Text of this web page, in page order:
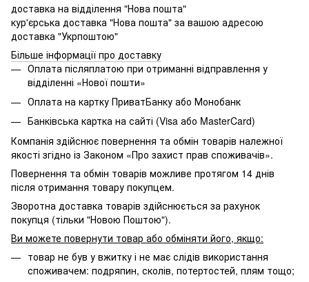
доставка на відділення "Нова пошта"
кур'єрська доставка "Нова пошта" за вашою адресою
доставка "Укрпоштою"
Більше інформації про доставку
Оплата післяплатою при отриманні відправлення у
відділенні «Нової пошти»
Оплата на картку ПриватБанку або Монобанк
Банківська картка на сайті (Visa або MasterCard)
Компанія здійснює повернення та обмін товарів належної
якості згідно із Законом «Про захист прав споживачів».
Повернення та обмін товарів можливе протягом 14 днів
після отримання товару покупцем.
Зворотна доставка товарів здійснюється за рахунок
покупця (тільки "Новою Поштою").
Ви можете повернути товар або обміняти його, якщо:
товар не був у вжитку і не має слідів використання
споживачем: подряпин, сколів, потертостей, плям тощо;